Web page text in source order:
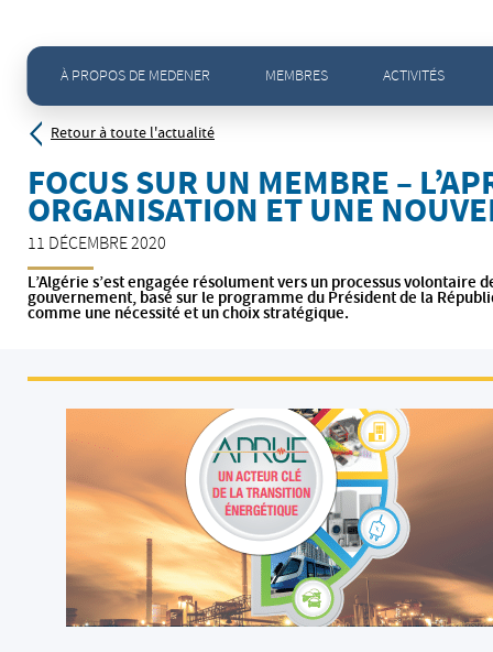
À PROPOS DE MEDENER MEMBRES ACTIVITÉS
Accueil> Actualités - Toute l'actualité> FOCUS sur un membre – L’APRUE adopte une
Retour à toute l'actualité
FOCUS SUR UN MEMBRE –
ORGANISATION ET UNE
11 DÉCEMBRE 2020
L’Algérie s’est engagée résolument vers un processus volontaire
gouvernement, basé sur le programme du Président de la
comme une nécessité et un choix stratégique.